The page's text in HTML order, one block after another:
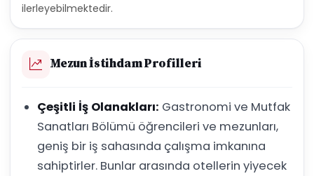
ilerleyebilmektedir.
Mezun İstihdam Profilleri
Çeşitli İş Olanakları: Gastronomi ve Mutfak
Sanatları Bölümü öğrencileri ve mezunları,
geniş bir iş sahasında çalışma imkanına
sahiptirler. Bunlar arasında otellerin yiyecek